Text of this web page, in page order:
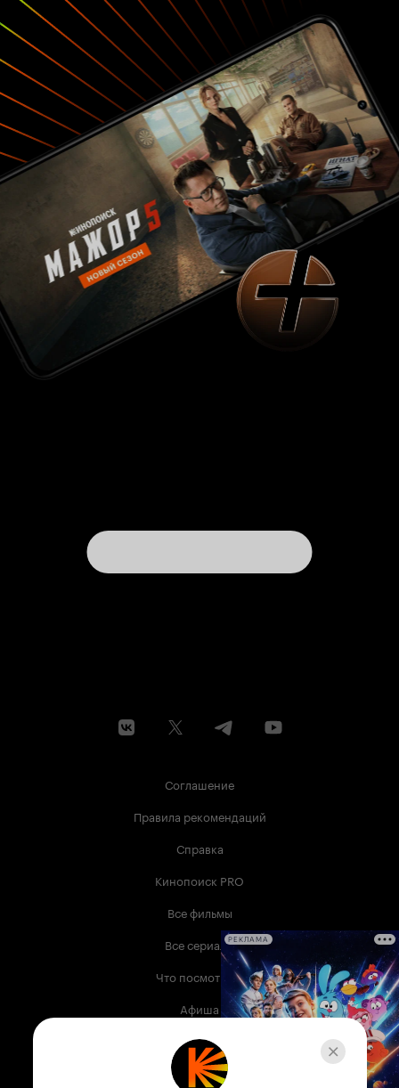
Соглашение
Правила рекомендаций
Справка
Кинопоиск PRO
Все фильмы
Все сериалы
Что посмотреть
Афиша
Музыка
Телепрограмма
РЕКЛАМА